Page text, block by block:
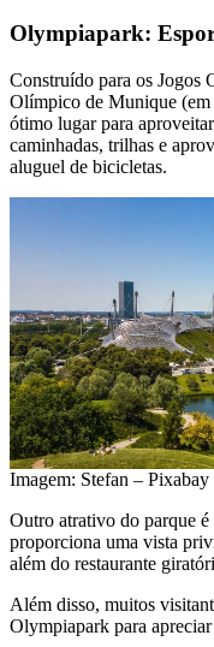
Olympiapark:
Construído para os Jogos
Olímpico de Munique
ótimo lugar para
caminhadas, trilhas e
aluguel de bicicletas.
Imagem: Stefan – Pixabay
Outro atrativo do parque
proporciona uma vista
além do restaurante
Além disso, muitos
Olympiapark para